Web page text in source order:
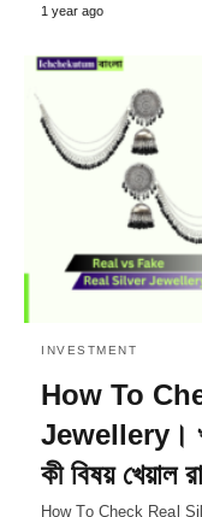
1 year ago
INVESTMENT
How To
Jewellery।
কী বিষয় খেয়াল
How To Check Real